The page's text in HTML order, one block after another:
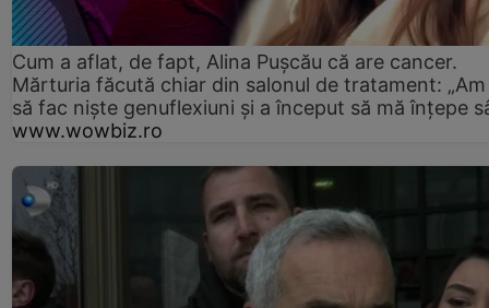
Cum a aflat, de fapt, Alina Pușcău că are cancer.
Mărturia făcută chiar din salonul de tratament:
să fac niște genuflexiuni și a început să mă înțepe
www.wowbiz.ro